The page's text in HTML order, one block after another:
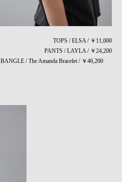
TOPS / ELSA / ￥11,000
PANTS / LAYLA / ￥24,200
BANGLE / The Amanda Bracelet / ￥46,200